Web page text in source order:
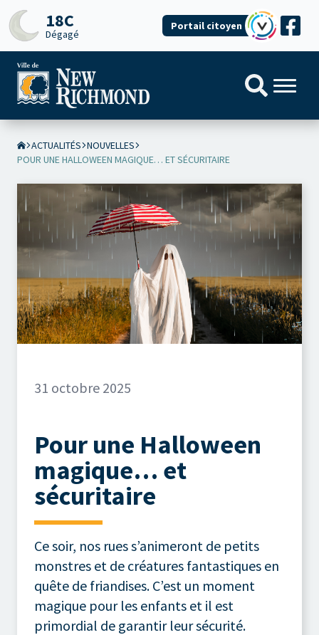
18C
Dégagé
Portail citoyen
ACTUALITÉS NOUVELLES
POUR UNE HALLOWEEN MAGIQUE… ET SÉCURITAIRE
31 octobre 2025
Pour une Halloween
magique… et
sécuritaire
Ce soir, nos rues s’animeront de petits
monstres et de créatures fantastiques en
quête de friandises. C’est un moment
magique pour les enfants et il est
primordial de garantir leur sécurité.